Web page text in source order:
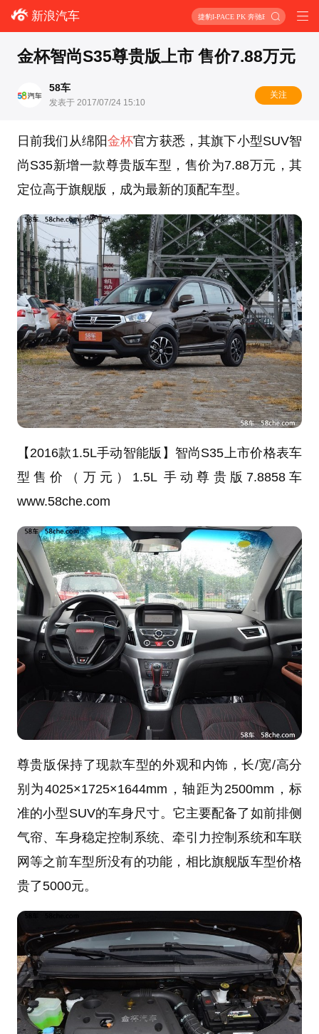
新浪汽车 捷豹I-PACE PK 奔驰EQC
金杯智尚S35尊贵版上市 售价7.88万元
58车
发表于 2017/07/24 15:10
关注
日前我们从绵阳金杯官方获悉，其旗下小型SUV智
尚S35新增一款尊贵版车型， 售价为7.88万元 ，其
定位高于旗舰版，成为最新的顶配车型。
【2016款1.5L手动智能版】 智尚S35上市价格表车
型售价（万元） 1.5L 手动尊贵版 7.8858车
www.58che.com
尊贵版保持了现款车型的外观和内饰，长/宽/高分
别为4025×1725×1644mm，轴距为2500mm，标
准的小型SUV的车身尺寸。它主要配备了如前排侧
气帘、车身稳定控制系统、牵引力控制系统和车联
网等之前车型所没有的功能，相比旗舰版车型价格
贵了5000元。